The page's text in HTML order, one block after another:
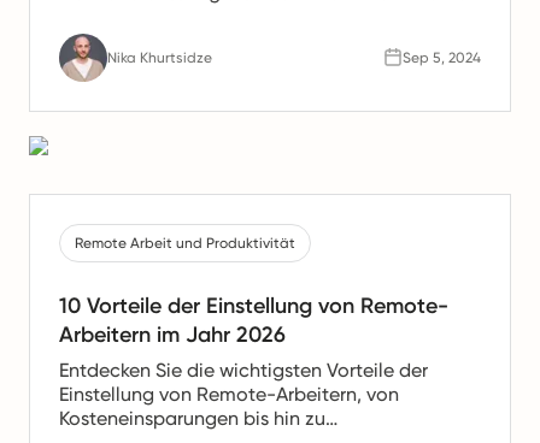
Nika Khurtsidze Sep 5, 2024
Remote Arbeit und Produktivität
10 Vorteile der Einstellung von Remote-
Arbeitern im Jahr 2026
Entdecken Sie die wichtigsten Vorteile der
Einstellung von Remote-Arbeitern, von
Kosteneinsparungen bis hin zu